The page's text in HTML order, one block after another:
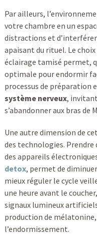
Par ailleurs,
votre chambre en un
distractions et
apaisant du rituel. Le
éclairage tamisé permet,
optimale pour endormir
processus de préparation
système nerveux,
s’abandonner aux bras de
Une autre dimension de
des technologies.
des appareils
detox, permet de
mieux réguler le cycle
une heure avant le
signaux lumineux
production de
l’endormissement.